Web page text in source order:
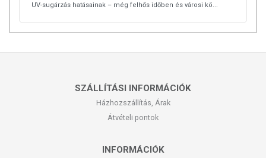
UV-sugárzás hatásainak – még felhős időben és városi kö...
SZÁLLÍTÁSI INFORMÁCIÓK
Házhozszállítás, Árak
Átvételi pontok
INFORMÁCIÓK